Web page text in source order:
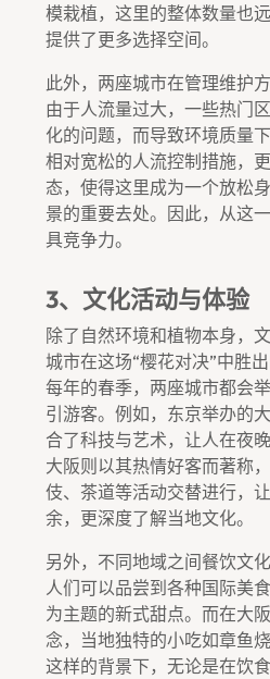
模栽植，这里的整体数量也
提供了更多选择空间。
此外，两座城市在管理维护
由于人流量过大，一些热门
化的问题，而导致环境质量
相对宽松的人流控制措施，
态，使得这里成为一个放松
景的重要去处。因此，从这
具竞争力。
3、文化活动与体验
除了自然环境和植物本身，
城市在这场“樱花对决”中胜
每年的春季，两座城市都会
引游客。例如，东京举办的
合了科技与艺术，让人在夜
大阪则以其热情好客而著称
伎、茶道等活动交替进行，
余，更深度了解当地文化。
另外，不同地域之间餐饮文
人们可以品尝到各种国际美
为主题的新式甜点。而在大
念，当地独特的小吃如章鱼
这样的背景下，无论是在饮